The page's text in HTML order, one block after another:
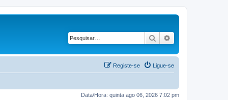
Pesquisar
Ligue-se
Registe-se
Data/Hora: quinta ago 06, 2026 7:02 pm